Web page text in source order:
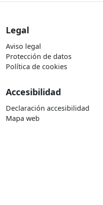
Legal
Aviso legal
Protección de datos
Política de cookies
Accesibilidad
Declaración accesibilidad
Mapa web